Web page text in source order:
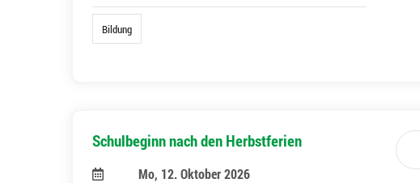
Bildung
Schulbeginn nach den Herbstferien
Mo, 12. Oktober 2026